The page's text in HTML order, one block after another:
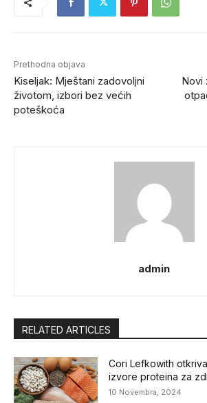
Prethodna objava
Kiseljak: Mještani zadovoljni
životom, izbori bez većih
poteškoća
Novi
admin
RELATED ARTICLES
Cori Lefkowith
izvore proteina za
10 Novembra, 2024